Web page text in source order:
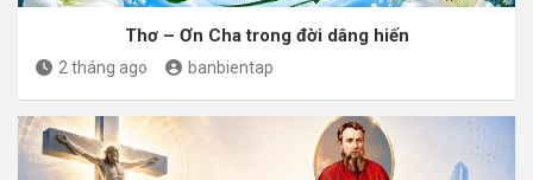
Thơ – Ơn Cha trong đời dâng hiến
2 tháng ago banbientap